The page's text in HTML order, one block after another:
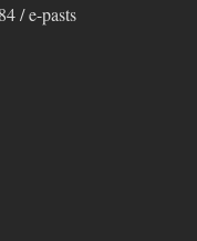
/ e-pasts